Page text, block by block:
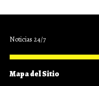
Noticias 24/7
Mapa del Sitio